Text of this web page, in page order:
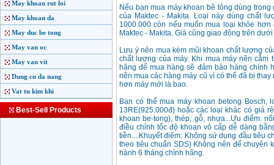
May khoan rut loi
May khoan da
May duc be tong
May van oc
May van vit
Dung cu da nang
Vat tu kim khi
Best-Sell Products
Nếu bạn mua máy khoan bê tông dùng
của Maktec - Makita. Loại này dùng chất
1000.000 còn nếu muốn mua loại khỏe
Maktec - Makita. Giá cũng giao động trên
Lưu ý nên mua kèm mũi khoan chất lượng
chất lượng của máy. Khi mua máy nên
hãng để mua hàng sẽ đảm bảo hàng chính
nên mua các hàng máy cũ vì có thể đã bị
hơn máy mới là bao.
Bạn có thể mua máy khoan betong Bosch,
13RE(925.000đ) hoặc các loại khác có giá
khoan be-tong), thép, gỗ, nhựa...Ưu điểm:
điều chỉnh tốc độ khoan vô cấp dễ dàng
tiền....Khuyết điêm: Không sử dụng đầu tiêu
theo tiêu chuẩn SDS) Không nên để chuyên
hành 6 tháng chính hãng.